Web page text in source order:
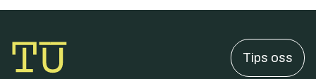
Tips oss